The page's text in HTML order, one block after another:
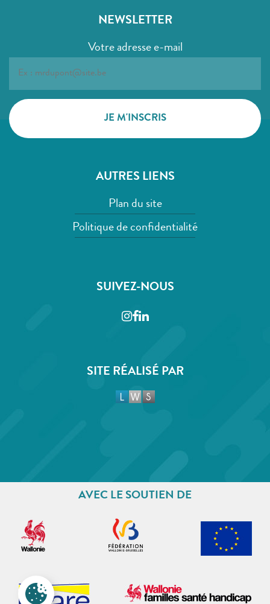
NEWSLETTER
Votre adresse e-mail
AUTRES LIENS
Plan du site
Politique de confidentialité
SUIVEZ-NOUS
Instagram
Facebook
LinkedIn
SITE RÉALISÉ PAR
AVEC LE SOUTIEN DE